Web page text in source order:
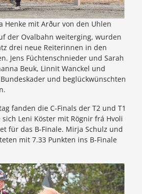
Henke mit Arður von den Uhlen
der Ovalbahn weiterging, wurden
drei neue Reiterinnen in den
Jens Füchtenschnieder und Sarah
Beuk, Linnit Wanckel und
und beglückwünschten
fanden die C-Finals der T2 und T1
Leni Köster mit Rögnir frá Hvoli
für das B-Finale. Mirja Schulz und
mit 7.33 Punkten ins B-Finale